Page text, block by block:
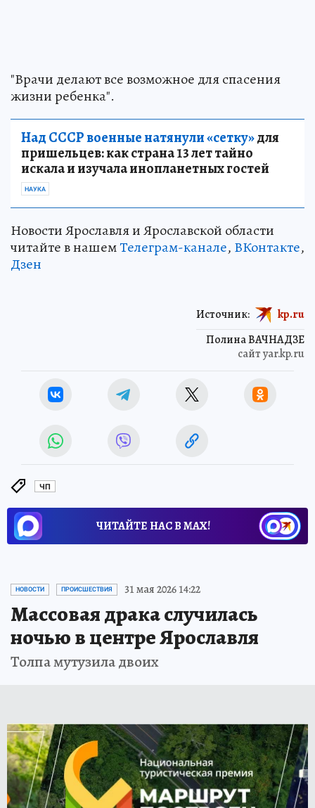
"Врачи делают все возможное для спасения
жизни ребенка".
Над СССР военные натянули «сетку»для
пришельцев: как страна 13 лет тайно
искала и изучала инопланетных гостей
НАУКА
Новости Ярославля и Ярославской области
читайте в нашемТелеграм-канале, ВКонтакте,
Дзен
Полина ВАЧНАДЗЕ
сайт yar.kp.ru
Источник: kp.ru
ЧП
ЧИТАЙТЕ НАС В МАХ!
НОВОСТИ ПРОИСШЕСТВИЯ 31 мая 2026 14:22
Массовая драка случилась
ночью в центре Ярославля
Толпа мутузила двоих